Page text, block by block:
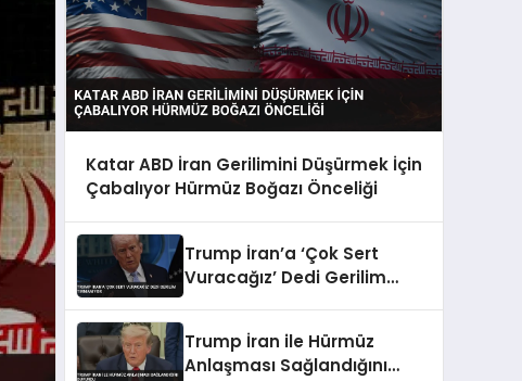
Katar ABD İran Gerilimini Düşürmek İçin
Çabalıyor Hürmüz Boğazı Önceliği
Trump İran’a ‘Çok Sert
Vuracağız’ Dedi Gerilim
Trump İran ile Hürmüz
Anlaşması Sağlandığını